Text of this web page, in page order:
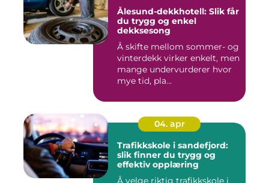
Ålesund-dekkhotell: Slik får
du trygg og enkel
dekksesong
Å skifte mellom sommer- og
vinterdekk virker enkelt, men
mange undervurderer hvor
mye tid, pla...
04. apr
Trafikkskole i sandefjord:
slik finner du trygg og
effektiv opplæring
Å velge riktig trafikkskole i